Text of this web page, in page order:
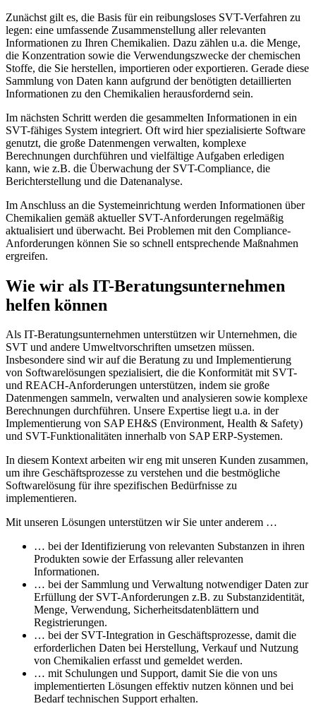
Zunächst gilt es, die Basis für ein reibungsloses SVT-Verfahren zu
legen: eine umfassende Zusammenstellung aller relevanten
Informationen zu Ihren Chemikalien. Dazu zählen u.a. die Menge,
die Konzentration sowie die Verwendungszwecke der chemischen
Stoffe, die Sie herstellen, importieren oder exportieren. Gerade diese
Sammlung von Daten kann aufgrund der benötigten detaillierten
Informationen zu den Chemikalien herausfordernd sein.
Im nächsten Schritt werden die gesammelten Informationen in ein
SVT-fähiges System integriert. Oft wird hier spezialisierte Software
genutzt, die große Datenmengen verwalten, komplexe
Berechnungen durchführen und vielfältige Aufgaben erledigen
kann, wie z.B. die Überwachung der SVT-Compliance, die
Berichterstellung und die Datenanalyse.
Im Anschluss an die Systemeinrichtung werden Informationen über
Chemikalien gemäß aktueller SVT-Anforderungen regelmäßig
aktualisiert und überwacht. Bei Problemen mit den Compliance-
Anforderungen können Sie so schnell entsprechende Maßnahmen
ergreifen.
Wie wir als IT-Beratungsunternehmen
helfen können
Als IT-Beratungsunternehmen unterstützen wir Unternehmen, die
SVT und andere Umweltvorschriften umsetzen müssen.
Insbesondere sind wir auf die Beratung zu und Implementierung
von Softwarelösungen spezialisiert, die die Konformität mit SVT-
und REACH-Anforderungen unterstützen, indem sie große
Datenmengen sammeln, verwalten und analysieren sowie komplexe
Berechnungen durchführen. Unsere Expertise liegt u.a. in der
Implementierung von SAP EH&S (Environment, Health & Safety)
und SVT-Funktionalitäten innerhalb von SAP ERP-Systemen.
In diesem Kontext arbeiten wir eng mit unseren Kunden zusammen,
um ihre Geschäftsprozesse zu verstehen und die bestmögliche
Softwarelösung für ihre spezifischen Bedürfnisse zu
implementieren.
Mit unseren Lösungen unterstützen wir Sie unter anderem …
… bei der Identifizierung von relevanten Substanzen in ihren
Produkten sowie der Erfassung aller relevanten
Informationen.
… bei der Sammlung und Verwaltung notwendiger Daten zur
Erfüllung der SVT-Anforderungen z.B. zu Substanzidentität,
Menge, Verwendung, Sicherheitsdatenblättern und
Registrierungen.
… bei der SVT-Integration in Geschäftsprozesse, damit die
erforderlichen Daten bei Herstellung, Verkauf und Nutzung
von Chemikalien erfasst und gemeldet werden.
… mit Schulungen und Support, damit Sie die von uns
implementierten Lösungen effektiv nutzen können und bei
Bedarf technischen Support erhalten.